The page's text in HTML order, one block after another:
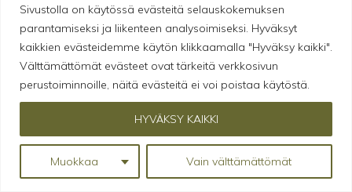
Sivustolla on käytössä evästeitä selauskokemuksen
parantamiseksi ja liikenteen analysoimiseksi. Hyväksyt
kaikkien evästeidemme käytön klikkaamalla "Hyväksy kaikki".
Välttämättömät evästeet ovat tärkeitä verkkosivun
perustoiminnoille, näitä evästeitä ei voi poistaa käytöstä.
Muokkaa Vain välttämättömät
HYVÄKSY KAIKKI
Makeanhimon tyydyttämiseen
erikoistunut verkkokauppa